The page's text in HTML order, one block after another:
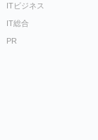
ITビジネス
IT総合
PR